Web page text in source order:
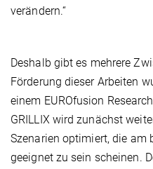
verändern.“
Deshalb gibt es mehrere
Förderung dieser Arbeiten
einem EUROfusion
GRILLIX wird zunächst
Szenarien optimiert, die am
geeignet zu sein scheinen.